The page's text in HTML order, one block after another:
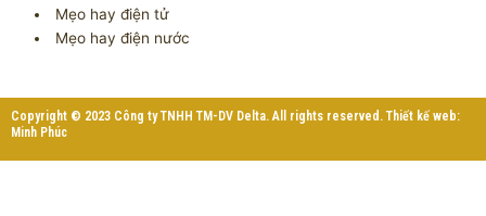
Mẹo hay điện tử
Mẹo hay điện nước
Copyright © 2023 Công ty TNHH TM-DV Delta. All rights reserved. Thiết kế web:
Minh Phúc